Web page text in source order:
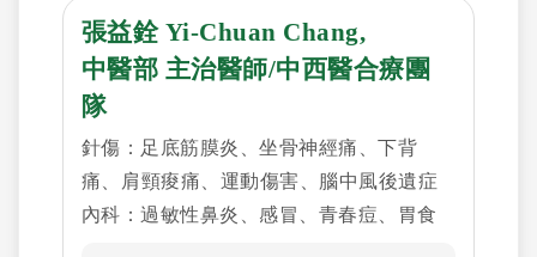
張益銓 Yi-Chuan Chang,
中醫部 主治醫師/中西醫合療團
隊
針傷：足底筋膜炎、坐骨神經痛、下背
痛、 肩頸痠痛、運動傷害、腦中風後遺症
內科：過敏性鼻炎、感冒、青春痘、胃食